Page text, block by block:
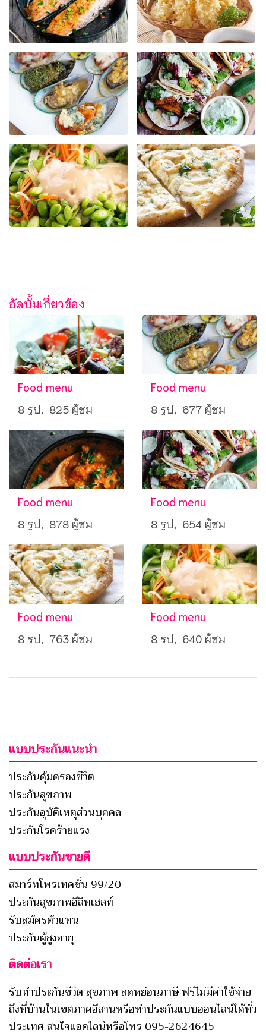
อัลบั้มเกี่ยวข้อง
Food menu
8 รูป, 825 ผู้ชม
Food menu
8 รูป, 677 ผู้ชม
Food menu
8 รูป, 878 ผู้ชม
Food menu
8 รูป, 654 ผู้ชม
Food menu
8 รูป, 763 ผู้ชม
Food menu
8 รูป, 640 ผู้ชม
แบบประกันแนะนำ
ประกันคุ้มครองชีวิต
ประกันสุขภาพ
ประกันอุบัติเหตุส่วนบุคคล
ประกันโรคร้ายแรง
แบบประกันขายดี
สมาร์ทโพรเทคชั่น 99/20
ประกันสุขภาพอีลิทเฮลท์
รับสมัครตัวแทน
ประกันผู้สูงอายุ
ติดต่อเรา
รับทำประกันชีวิต สุขภาพ ลดหย่อนภาษี ฟรีไม่มีค่าใช้จ่าย
ถึงที่บ้านในเขตภาคอีสานหรือทำประกันแบบออนไลน์ได้ทั่ว
ประเทศ สนใจแอดไลน์หรือโทร 095-2624645